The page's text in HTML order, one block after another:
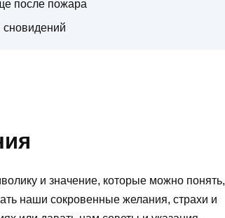
после пожара
сновидений
и значение, которые можно понять,
наши сокровенные желания, страхи и